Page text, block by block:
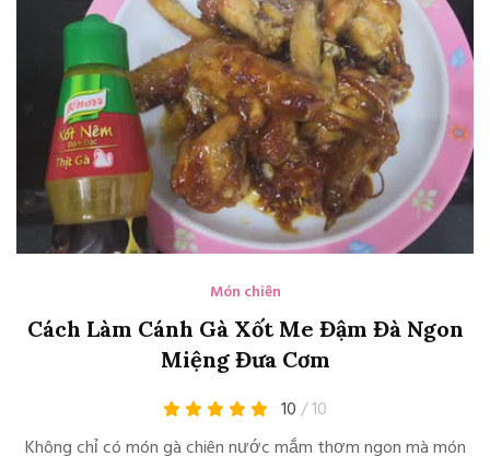
Món chiên
Cách Làm Cánh Gà Xốt Me Đậm Đà Ngon
Miệng Đưa Cơm
10/ 10
Không chỉ có món gà chiên nước mắm thơm ngon mà món